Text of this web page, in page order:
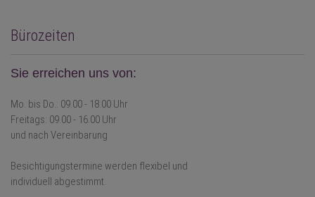
Bürozeiten
Sie erreichen uns von:
Mo. bis Do.: 09.00 - 18.00 Uhr
Freitags: 09.00 - 16.00 Uhr
und nach Vereinbarung
Besichtigungstermine werden flexibel und
individuell abgestimmt.